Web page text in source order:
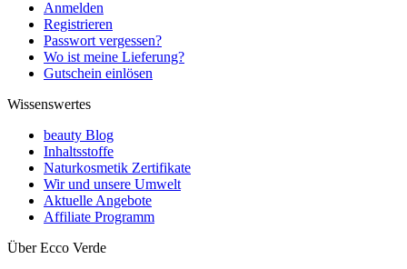
Anmelden
Registrieren
Passwort vergessen?
Wo ist meine Lieferung?
Gutschein einlösen
Wissenswertes
beauty Blog
Inhaltsstoffe
Naturkosmetik Zertifikate
Wir und unsere Umwelt
Aktuelle Angebote
Affiliate Programm
Über Ecco Verde